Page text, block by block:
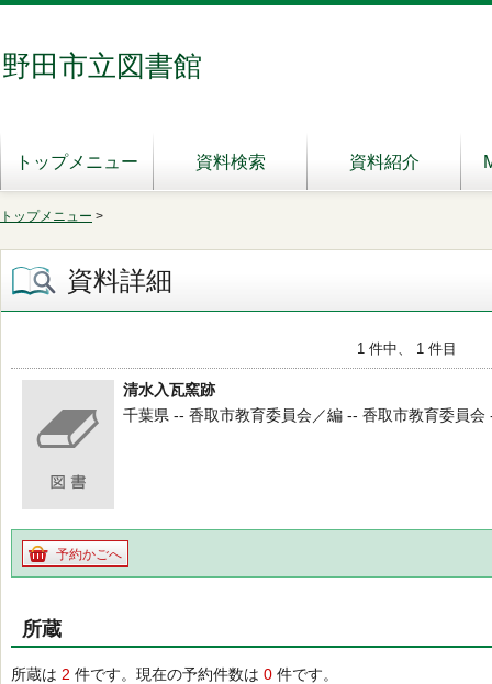
野田市立図書館
トップメニュー 資料検索 資料紹介
トップメニュー >
資料詳細
1 件中、 1 件目
清水入瓦窯跡
千葉県 -- 香取市教育委員会／編 -- 香取市教育委員
予約かごへ
所蔵
所蔵は 2 件です。現在の予約件数は 0 件です。